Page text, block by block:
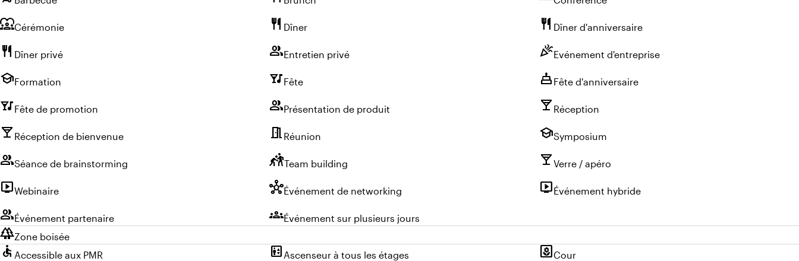
diversity_1Cérémonie restaurant Dîner restaurant Dîner d'anniversaire
restaurant Dîner privé groupEntretien privé celebrationEvénement d'entreprise
schoolFormation nightlifeFête cake Fête d'anniversaire
nightlifeFête de promotion groupPrésentation de produit local_bar Réception
local_bar Réception de bienvenue meeting_room Réunion schoolSymposium
groupSéance de brainstorming sports_kabaddiTeam building local_barVerre / apéro
live_tvWebinaire hubÉvénement de networking live_tvÉvénement hybride
groupÉvénement partenaire groupsÉvénement sur plusieurs jours
forestZone boisée
accessible Accessible aux PMR elevator Ascenseur à tous les étages yardCour